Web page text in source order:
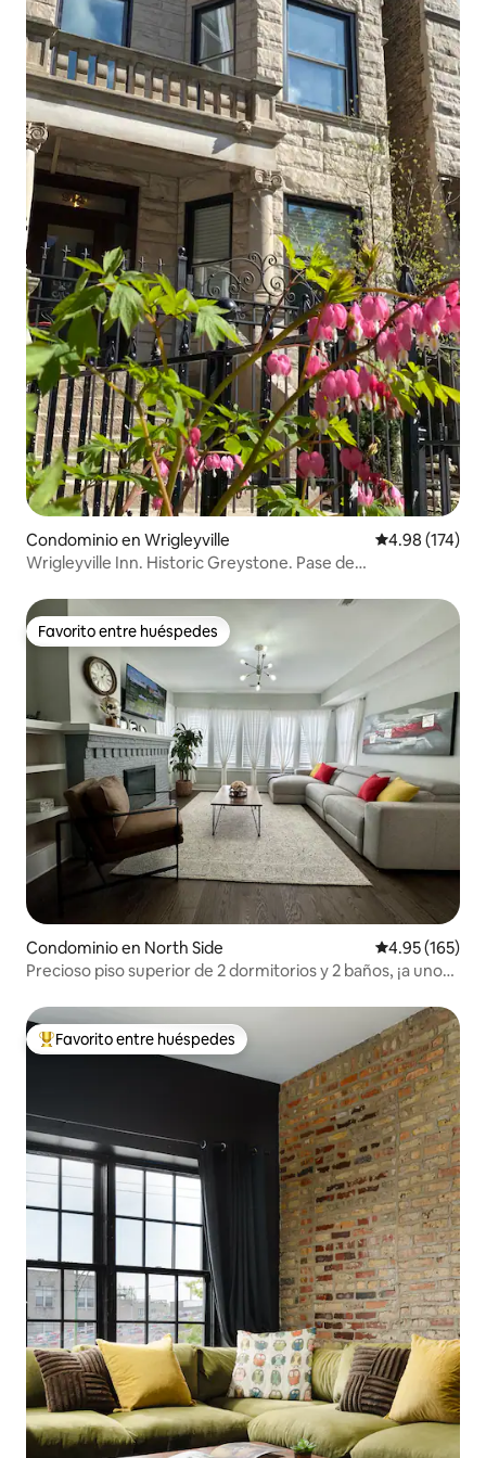
Condominio en Wrigleyville Calificación
4.98 (174)
Wrigleyville Inn. Historic Greystone. Pase de
Favorito entre huéspedes
Favorito entre huéspedes
Condominio en North Side Calificación
4.95 (165)
Precioso piso superior de 2 dormitorios y 2 baños, ¡a unos
De los mejores en Favorito entre huéspedes
Favorito entre huéspedes